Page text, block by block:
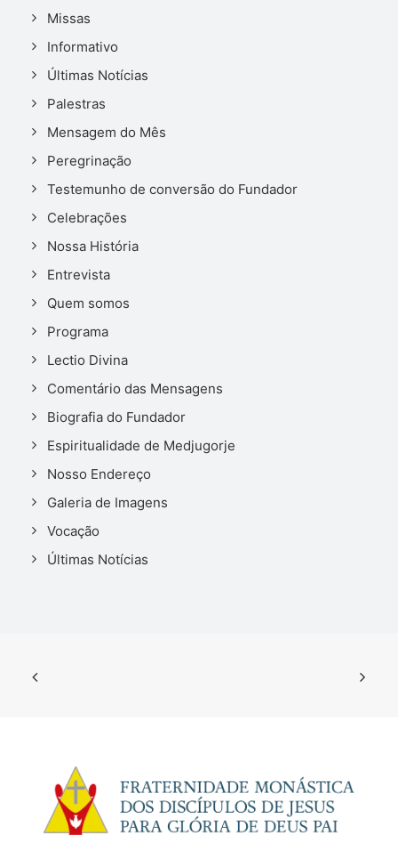
Missas
Informativo
Últimas Notícias
Palestras
Mensagem do Mês
Peregrinação
Testemunho de conversão do Fundador
Celebrações
Nossa História
Entrevista
Quem somos
Programa
Lectio Divina
Comentário das Mensagens
Biografia do Fundador
Espiritualidade de Medjugorje
Nosso Endereço
Galeria de Imagens
Vocação
Últimas Notícias